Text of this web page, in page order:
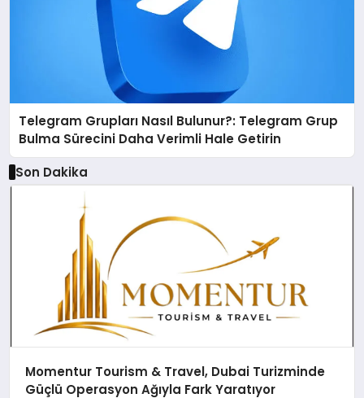
Telegram Grupları Nasıl Bulunur?: Telegram Grup
Bulma Sürecini Daha Verimli Hale Getirin
Son Dakika
Momentur Tourism & Travel, Dubai Turizminde
Güçlü Operasyon Ağıyla Fark Yaratıyor